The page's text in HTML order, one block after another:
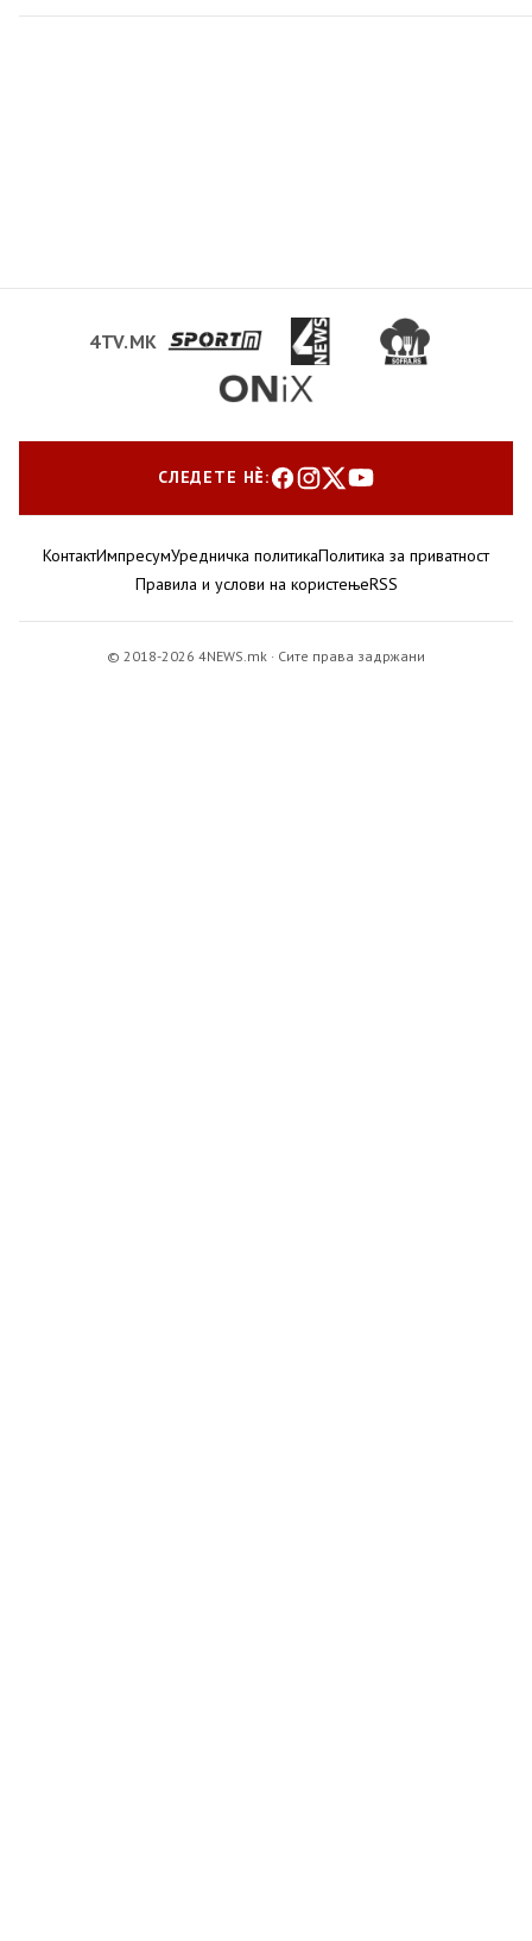
4TV.MK
СЛЕДЕТЕ НЀ:
КонтактИмпресумУредничка политикаПолитика за приватност
Правила и услови на користењеRSS
© 2018-2026 4NEWS.mk · Сите права задржани